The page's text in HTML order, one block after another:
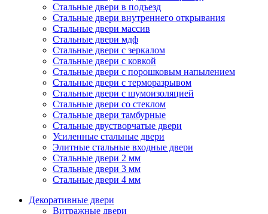
Стальные двери в подъезд
Стальные двери внутреннего открывания
Стальные двери массив
Стальные двери мдф
Стальные двери с зеркалом
Стальные двери с ковкой
Стальные двери с порошковым напылением
Стальные двери с терморазрывом
Стальные двери с шумоизоляцией
Стальные двери со стеклом
Стальные двери тамбурные
Стальные двустворчатые двери
Усиленные стальные двери
Элитные стальные входные двери
Стальные двери 2 мм
Стальные двери 3 мм
Стальные двери 4 мм
Декоративные двери
Витражные двери